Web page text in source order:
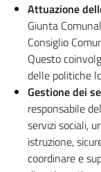
Attuazione
Giunta
Consiglio
Questo
delle politiche
Gestione dei
responsabile
servizi sociali,
istruzione,
coordinare e